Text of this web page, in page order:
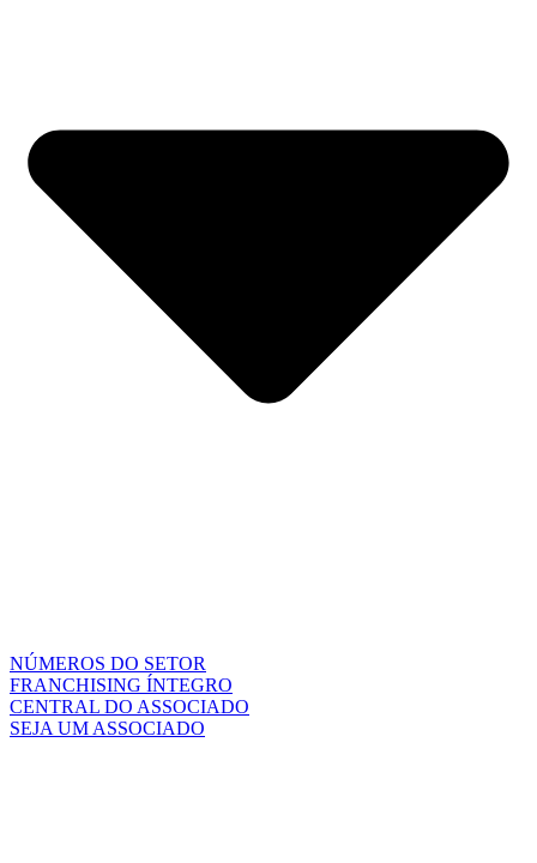
NÚMEROS DO SETOR
FRANCHISING ÍNTEGRO
CENTRAL DO ASSOCIADO
SEJA UM ASSOCIADO